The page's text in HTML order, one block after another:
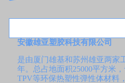
安徽雄亚塑胶科技有限公司
是由厦门雄基和苏州雄亚两家
年。总占地面积25000平方米，
TPV等环保热塑性弹性体材料